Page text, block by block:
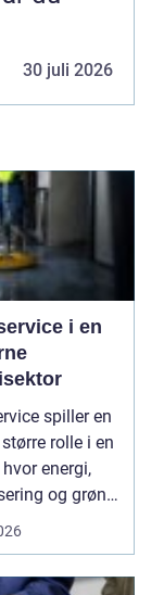
30 juli 2026
i en
spiller en
rolle i en
energi,
og grøn